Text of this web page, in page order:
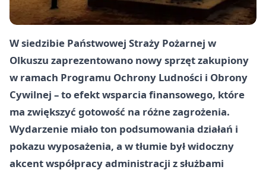
W siedzibie Państwowej Straży Pożarnej w
Olkuszu zaprezentowano nowy sprzęt zakupiony
w ramach Programu Ochrony Ludności i Obrony
Cywilnej – to efekt wsparcia finansowego, które
ma zwiększyć gotowość na różne zagrożenia.
Wydarzenie miało ton podsumowania działań i
pokazu wyposażenia, a w tłumie był widoczny
akcent współpracy administracji z służbami